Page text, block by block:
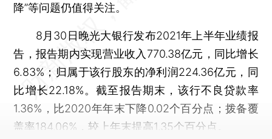
降”等问题仍值得关注。
8月30日晚光大银行发布2021年上半年业绩报
告，报告期内实现营业收入770.38亿元，同比增长
6.83%；归属于该行股东的净利润224.36亿元，同
比增长22.18%。截至报告期末，该行不良贷款率
1.36%，比2020年年末下降0.02个百分点；拨备覆
盖率184.06%，较上年末提高1.35个百分点。